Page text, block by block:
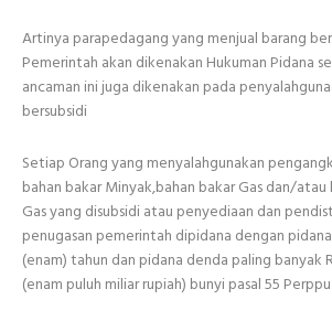
Artinya parapedagang yang menjual barang
Pemerintah akan dikenakan Hukuman Pidana
ancaman ini juga dikenakan pada
bersubsidi
Setiap Orang yang menyalahgunakan
bahan bakar Minyak,bahan bakar Gas dan/
Gas yang disubsidi atau penyediaan dan
penugasan pemerintah dipidana dengan
(enam) tahun dan pidana denda paling banyak
(enam puluh miliar rupiah) bunyi pasal 55